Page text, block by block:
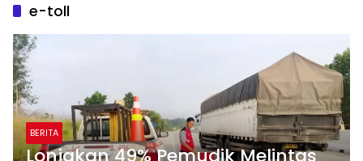
e-toll
BERITA
Lonjakan 49% Pemudik Melintas